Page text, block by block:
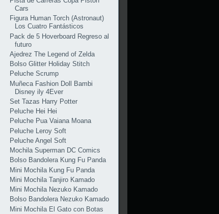
Cars
Figura Human Torch (Astronaut)
Los Cuatro Fantásticos
Pack de 5 Hoverboard Regreso al
futuro
Ajedrez The Legend of Zelda
Bolso Glitter Holiday Stitch
Peluche Scrump
Muñeca Fashion Doll Bambi
Disney ily 4Ever
Set Tazas Harry Potter
Peluche Hei Hei
Peluche Pua Vaiana Moana
Peluche Leroy Soft
Peluche Angel Soft
Mochila Superman DC Comics
Bolso Bandolera Kung Fu Panda
Mini Mochila Kung Fu Panda
Mini Mochila Tanjiro Kamado
Mini Mochila Nezuko Kamado
Bolso Bandolera Nezuko Kamado
Mini Mochila El Gato con Botas